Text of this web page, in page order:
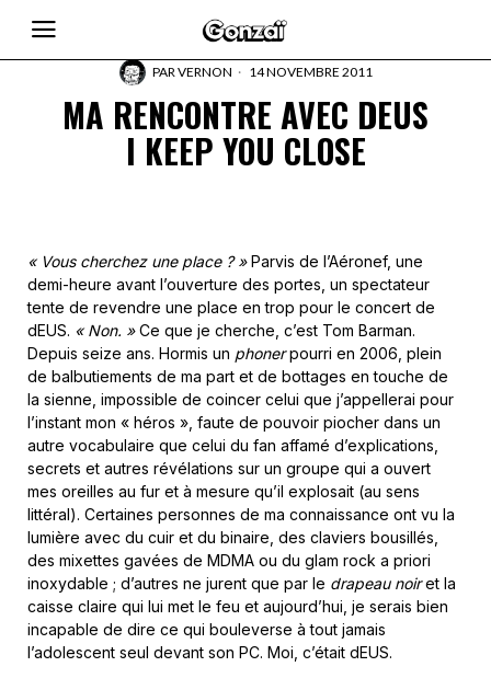
PARVERNON 14 NOVEMBRE 2011
MA RENCONTRE AVEC DEUS
I KEEP YOU CLOSE
« Vous cherchez une place ? »Parvis de l’Aéronef, une
demi-heure avant l’ouverture des portes, un spectateur
tente de revendre une place en trop pour le concert de
dEUS. « Non. »Ce que je cherche, c’est Tom Barman.
Depuis seize ans. Hormis un phonerpourri en 2006, plein
de balbutiements de ma part et de bottages en touche de
la sienne, impossible de coincer celui que j’appellerai pour
l’instant mon « héros », faute de pouvoir piocher dans un
autre vocabulaire que celui du fan affamé d’explications,
secrets et autres révélations sur un groupe qui a ouvert
mes oreilles au fur et à mesure qu’il explosait (au sens
littéral). Certaines personnes de ma connaissance ont vu la
lumière avec du cuir et du binaire, des claviers bousillés,
des mixettes gavées de MDMA ou du glam rock a priori
inoxydable ; d’autres ne jurent que par le drapeau noiret la
caisse claire qui lui met le feu et aujourd’hui, je serais bien
incapable de dire ce qui bouleverse à tout jamais
l’adolescent seul devant son PC. Moi, c’était dEUS.